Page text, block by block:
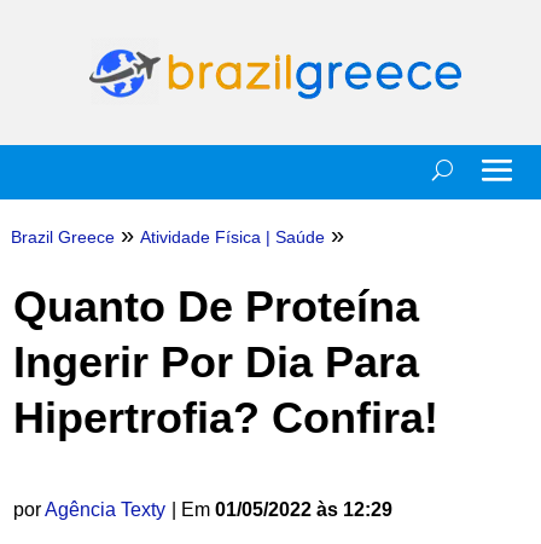
Brazil Greece » Atividade Física | Saúde »
Quanto De Proteína
Ingerir Por Dia Para
Hipertrofia? Confira!
porAgência Texty | Em 01/05/2022 às 12:29